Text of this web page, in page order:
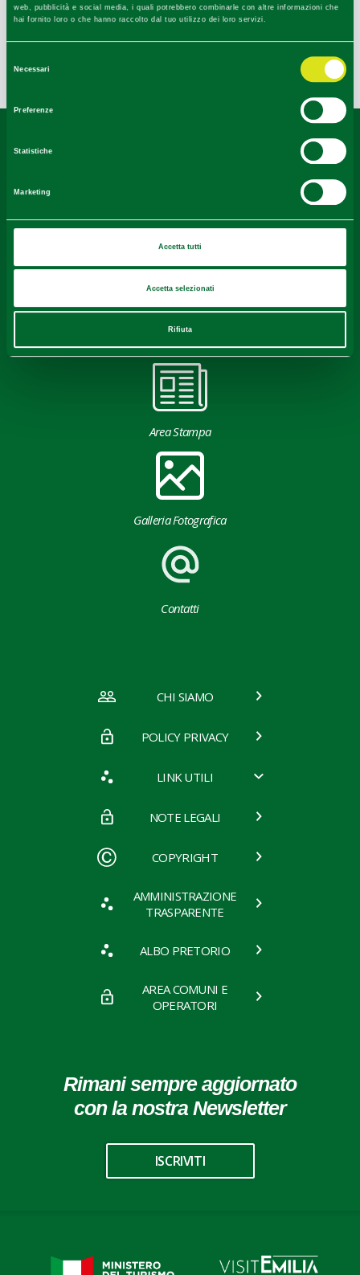
web, pubblicità e social media, i quali potrebbero combinarle con altre informazioni che
hai fornito loro o che hanno raccolto dal tuo utilizzo dei loro servizi.
Necessari
Preferenze
Statistiche
Marketing
Accetta tutti
Accetta selezionati
Rifiuta
Ospitalità e servizi idonei per Convegni e attività varie.
Contenuti di proprietà di Destinazione Turistica Emilia
Download
Area Stampa
Galleria Fotografica
Contatti
CHI SIAMO
POLICY PRIVACY
LINK UTILI
NOTE LEGALI
COPYRIGHT
AMMINISTRAZIONE
TRASPARENTE
ALBO PRETORIO
AREA COMUNI E
OPERATORI
Rimani sempre aggiornato
con la nostra Newsletter
ISCRIVITI